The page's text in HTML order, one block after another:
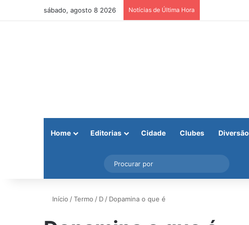
sábado, agosto 8 2026 Notícias de Última Hora
Home Editorias Cidade Clubes Diversão
Instagram
Barra Lateral
por
Início /Termo / D / Dopamina o que é